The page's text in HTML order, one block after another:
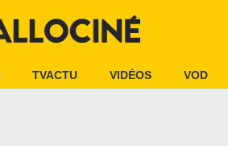
TVACTU VIDÉOS VOD